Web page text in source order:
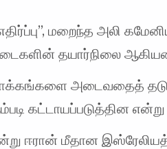
மறைந்த அலி
தயார்நிலை
அடைவதைத்
கட்டாயப்படுத்தின
ஈரான் மீதான